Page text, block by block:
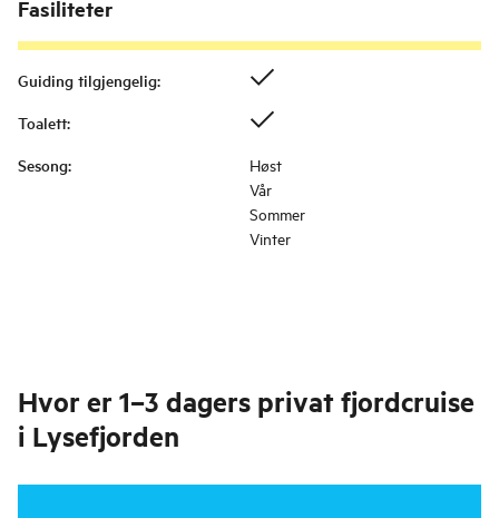
Fasiliteter
Guiding tilgjengelig:
Toalett:
Sesong:
Høst
Vår
Sommer
Vinter
Hvor er 1–3 dagers privat fjordcruise
i Lysefjorden